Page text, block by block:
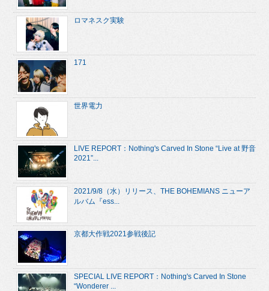
ロマネスク実験
171
世界電力
LIVE REPORT：Nothing's Carved In Stone “Live at 野音
2021”...
2021/9/8（水）リリース、THE BOHEMIANS ニューア
ルバム『ess...
京都大作戦2021参戦後記
SPECIAL LIVE REPORT：Nothing's Carved In Stone
“Wonderer ...